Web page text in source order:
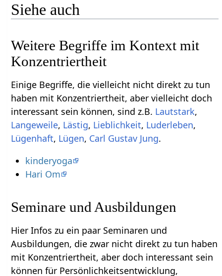
Siehe auch
Weitere Begriffe im Kontext mit
Einige Begriffe, die vielleicht nicht direkt zu tun
haben mit Konzentriertheit‏‎, aber vielleicht doch
interessant sein können, sind z.B.
,
Langeweile, , ,
,
, Lügen, Carl Gustav Jung.
kinderyoga
Hari Om
Seminare und Ausbildungen
Hier Infos zu ein paar Seminaren und
Ausbildungen, die zwar nicht direkt zu tun haben
mit Konzentriertheit‏‎, aber doch interessant sein
können für Persönlichkeitsentwicklung,